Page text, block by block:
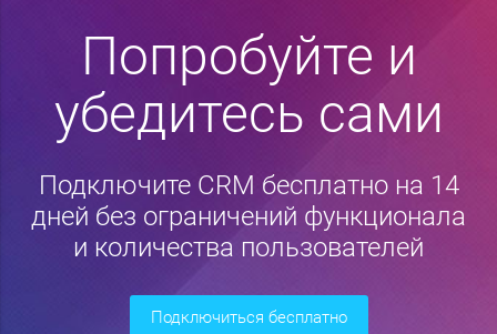
Попробуйте и
убедитесь сами
Подключите CRM бесплатно на 14
дней без ограничений функционала
и количества пользователей
подключиться бесплатно